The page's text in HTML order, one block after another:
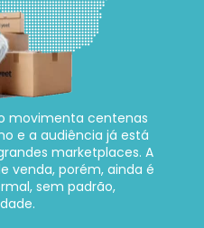
movimenta centenas
e a audiência já está
marketplaces. A
venda, porém, ainda é
sem padrão,